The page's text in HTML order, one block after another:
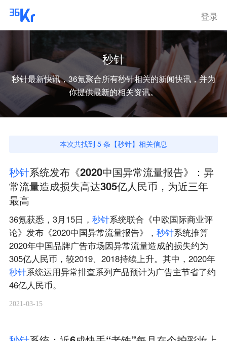
登录
秒针
秒针最新快讯，36氪聚合所有秒针相关的新闻快讯，并为
你提供最新的相关资讯。
本次共找到 5 条【秒针】相关信息
秒针系统发布《2020中国异常流量报告》：异
常流量造成损失高达305亿人民币，为近三年
最高
36氪获悉，3月15日， 秒针系统联合《中欧国际商业评
论》发布《2020中国异常流量报告》， 秒针系统推算
2020年中国品牌广告市场因异常流量造成的损失约为
305亿人民币，较2019、2018持续上升。其中，2020年
秒针系统运用异常排查系列产品预计为广告主节省了约
46亿人民币。
2021-03-15